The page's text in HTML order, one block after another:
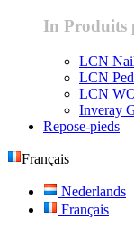
In Produits
LCN
LCN
LCN
Inveray
Repose-pieds
Français
Nederlands
Français